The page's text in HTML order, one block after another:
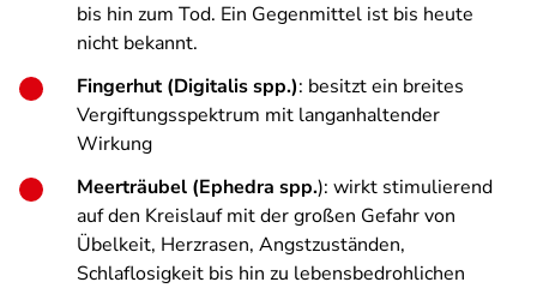
bis hin zum Tod. Ein Gegenmittel ist bis heute
nicht bekannt.
Fingerhut (Digitalis spp.): besitzt ein breites
Vergiftungsspektrum mit langanhaltender
Wirkung
Meerträubel (Ephedra spp.): wirkt stimulierend
auf den Kreislauf mit der großen Gefahr von
Übelkeit, Herzrasen, Angstzuständen,
Schlaflosigkeit bis hin zu lebensbedrohlichen